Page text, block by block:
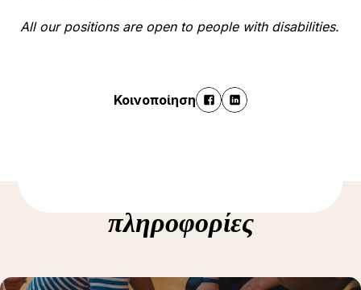
All our positions are open to people with disabilities.
Κοινοποίηση
πληροφορίες